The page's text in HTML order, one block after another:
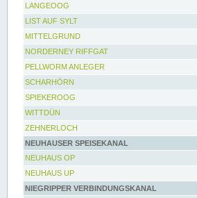
LANGEOOG
LIST AUF SYLT
MITTELGRUND
NORDERNEY RIFFGAT
PELLWORM ANLEGER
SCHARHÖRN
SPIEKEROOG
WITTDÜN
ZEHNERLOCH
NEUHAUSER SPEISEKANAL
NEUHAUS OP
NEUHAUS UP
NIEGRIPPER VERBINDUNGSKANAL